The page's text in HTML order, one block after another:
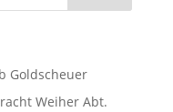
Goldscheuer
Weiher Abt.